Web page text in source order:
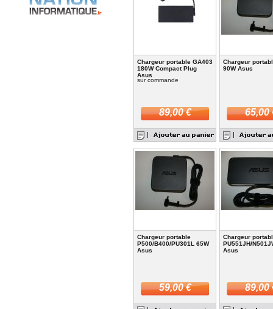
Chargeur portable GA403
180W Compact Plug
Asus
sur commande
89,00 €
Chargeur
90W Asus
65,00
Chargeur portable
P500/B400/PU301L 65W
Asus
59,00 €
Chargeur
PU551JH/
Asus
89,00